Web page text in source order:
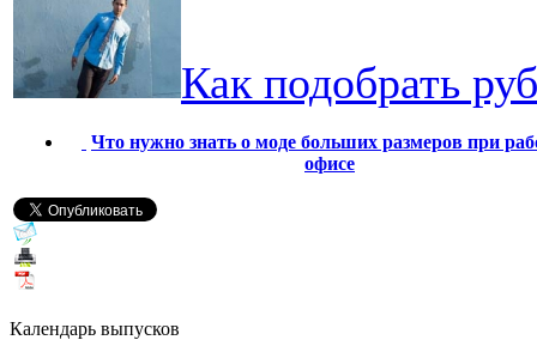
Как подобрать
Что нужно знать о моде больших размеров при
офисе
Календарь выпусков